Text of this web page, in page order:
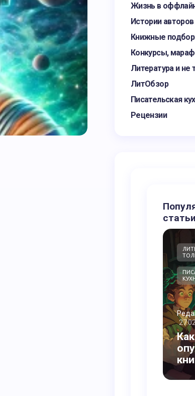
Жизнь в
Истории авторов
Книжные
Конкурсы,
Литература и не
ЛитОбзор
Писательская
Рецензии
статьи
Как